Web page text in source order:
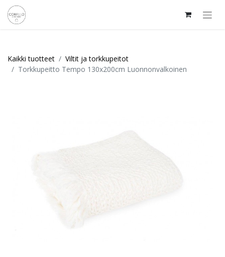
Kaikki tuotteet
Viltit ja torkkupeitot
Torkkupeitto Tempo 130x200cm Luonnonvalkoinen